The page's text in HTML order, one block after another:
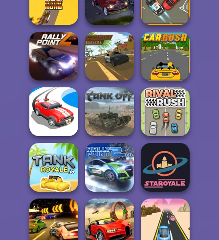
Car Eats Car Evil
Cars
Death Chase
Real Street
Racing
Operation Desert
Road
Parking Fury 3D:
Bounty Hunter
Traffic Control
Rally Point 4
Parking Fury 3D:
Beach City
Car Rush
Drift Race 3D Tank Off Rival Rush
Tankroyale.io Rally Point 2 Staroyale.io